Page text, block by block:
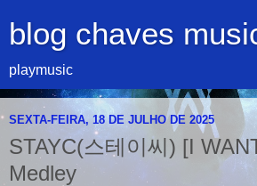
blog chaves
playmusic
SEXTA-FEIRA, 18 DE JULHO DE 2025
STAYC(스테이씨) [I
Medley